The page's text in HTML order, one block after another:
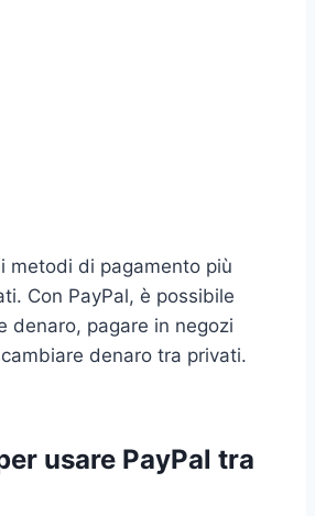
metodi di pagamento più
Con PayPal, è possibile
denaro, pagare in negozi
denaro tra privati.
usare PayPal tra